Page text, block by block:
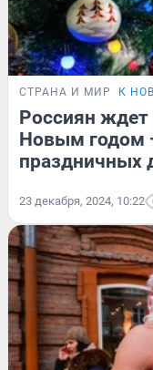
СТРАНА И МИР К
Россиян ждет
Новым годом
праздничных
23 декабря, 2024, 10:22